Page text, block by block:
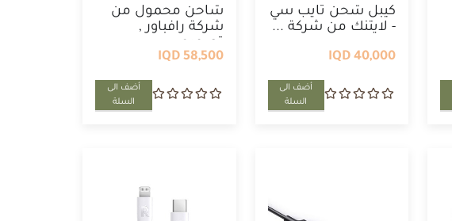
كيبل شحن تايب سي
- لايتنك من شركة ...
40,000 IQD
أضف الى
السلة
شاحن محمول من
شركة رافباور ,
تصميم ...
58,500 IQD
أضف الى
السلة